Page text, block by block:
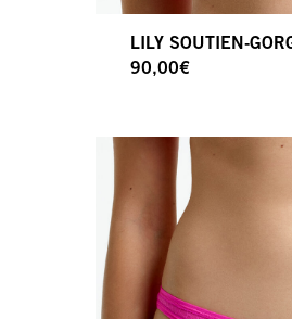
LILY SOUTIEN-
90,00€